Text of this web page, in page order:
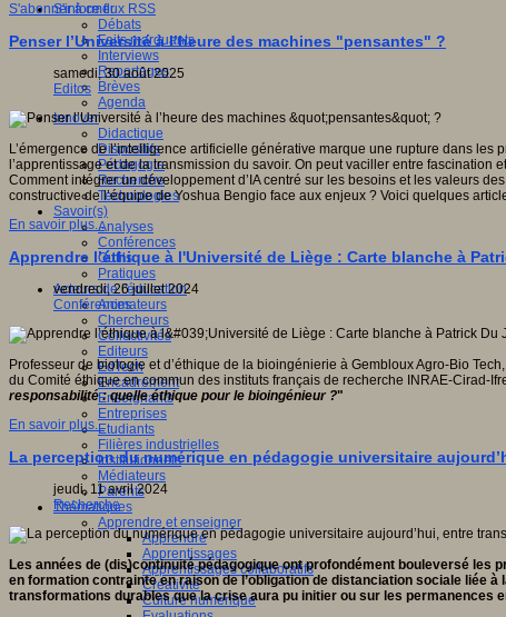
S'informer
Débats
Faits marquants
Interviews
Reportages
Brèves
Agenda
Innover
Didactique
Dispositifs
Pédagogie
Recherche
Technologies
Savoir(s)
Analyses
Conférences
Outils
Pratiques
Acteurs de l'éducation
Animateurs
Chercheurs
Collectivités
Editeurs
EdTech
Encadrement
Enseignants
Entreprises
Etudiants
Filières industrielles
Institutionnels
Médiateurs
Parents
Thématiques
Apprendre et enseigner
Apprendre
Apprentissages
Apprentissages collaboratifs
Créativité
Culture numérique
S'abonner à ce flux RSS
Penser l’Université à l’heure des machines "pensantes" ?
samedi, 30 août 2025
Editos
L’émergence de l’intelligence artificielle générative marque une rupture dans
l’apprentissage et de la transmission du savoir. On peut vaciller entre
Comment intégrer un développement d’IA centré sur les besoins et les valeurs
constructive de l’équipe de Yoshua Bengio face aux enjeux ? Voici quelques
En savoir plus...
Apprendre l’éthique à l'Université de Liège : Carte blanche à
vendredi, 26 juillet 2024
Conférences
Professeur de biologie et d’éthique de la bioingénierie à Gembloux Agro-Bio
du Comité éthique en commun des instituts français de recherche INRAE-Cirad-
responsabilité : quelle éthique pour le bioingénieur ?"
En savoir plus...
La perception du numérique en pédagogie universitaire
jeudi, 11 avril 2024
Recherche
Les années de (dis)continuité pédagogique ont profondément bouleversé les
en formation contrainte en raison de l’obligation de distanciation sociale liée
transformations durables que la crise aura pu initier ou sur les permanences